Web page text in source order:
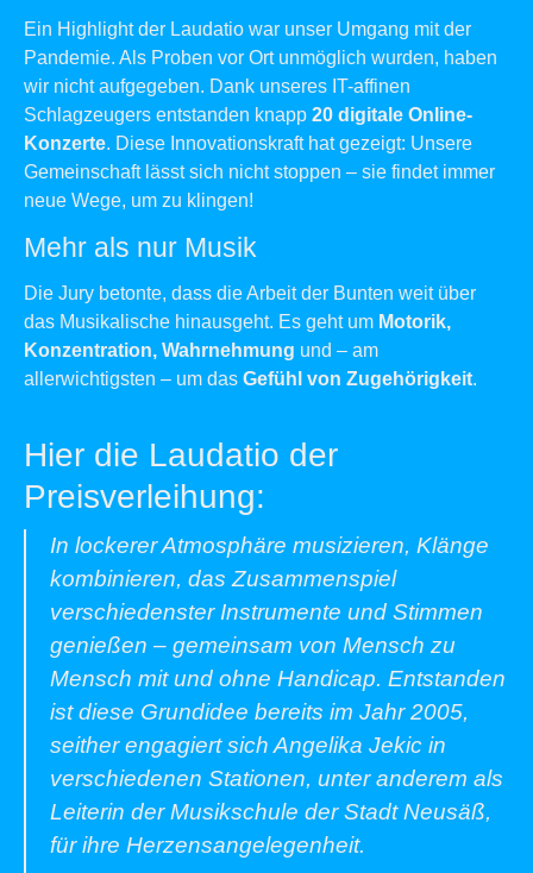
Ein Highlight der Laudatio war unser Umgang mit der
Pandemie. Als Proben vor Ort unmöglich wurden, haben
wir nicht aufgegeben. Dank unseres IT-affinen
Schlagzeugers entstanden knapp 20 digitale Online-
Konzerte. Diese Innovationskraft hat gezeigt: Unsere
Gemeinschaft lässt sich nicht stoppen – sie findet immer
neue Wege, um zu klingen!
Mehr als nur Musik
Die Jury betonte, dass die Arbeit der Bunten weit über
das Musikalische hinausgeht. Es geht um Motorik,
Konzentration, Wahrnehmung und – am
allerwichtigsten – um das Gefühl von Zugehörigkeit.
Hier die Laudatio der
Preisverleihung:
In lockerer Atmosphäre musizieren, Klänge
kombinieren, das Zusammenspiel
verschiedenster Instrumente und Stimmen
genießen – gemeinsam von Mensch zu
Mensch mit und ohne Handicap. Entstanden
ist diese Grundidee bereits im Jahr 2005,
seither engagiert sich Angelika Jekic in
verschiedenen Stationen, unter anderem als
Leiterin der Musikschule der Stadt Neusäß,
für ihre Herzensangelegenheit.